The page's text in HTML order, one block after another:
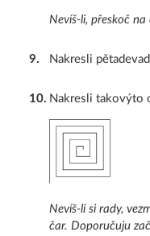
Nevíš-li, přeskoč
9. Nakresli
10. Nakresli takovýto
Nevíš-li si rady,
čar. Doporučuju